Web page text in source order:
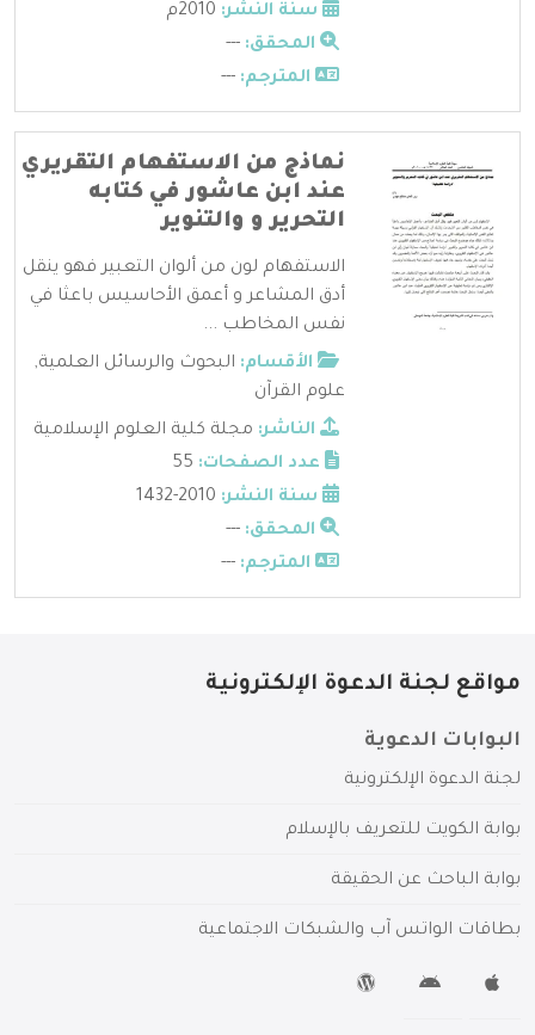
سنة النشر:
المحقق: ---
المترجم: ---
نماذج من الاستفهام التقريري
عند ابن عاشور في كتابه
التحرير و والتنوير
الاستفهام لون من ألوان التعبير فهو ينقل
أدق المشاعر و أعمق الأحاسيس باعثا في
نفس المخاطب ...
الأقسام: البحوث والرسائل العلمية,
علوم القرآن
الناشر: مجلة كلية العلوم الإسلامية
عدد الصفحات:
سنة النشر:
المحقق: ---
المترجم: ---
مواقع لجنة الدعوة الإلكترونية
البوابات الدعوية
لجنة الدعوة الإلكترونية
بوابة الكويت للتعريف بالإسلام
بوابة الباحث عن الحقيقة
بطاقات الواتس آب والشبكات الاجتماعية